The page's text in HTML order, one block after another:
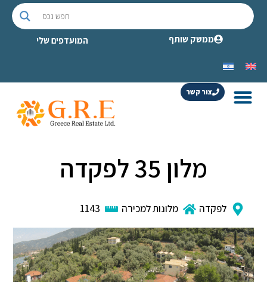
ממשק שותף המועדפים שלי
צור קשר
מלון 35 לפקדה
לפקדה מלונות למכירה 1143